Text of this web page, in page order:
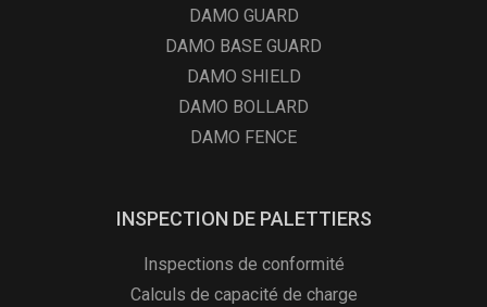
DAMO GUARD
DAMO BASE GUARD
DAMO SHIELD
DAMO BOLLARD
DAMO FENCE
INSPECTION DE PALETTIERS
Inspections de conformité
Calculs de capacité de charge